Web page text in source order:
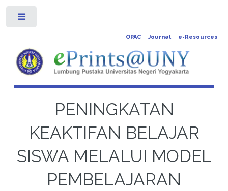
OPAC Journal e-Resources
PENINGKATAN
KEAKTIFAN BELAJAR
SISWA MELALUI MODEL
PEMBELAJARAN